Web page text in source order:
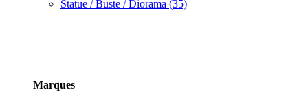
Statue / Buste / Diorama (35)
Marques